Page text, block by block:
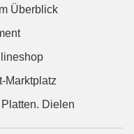
Überblick
Marktplatz
Dielen